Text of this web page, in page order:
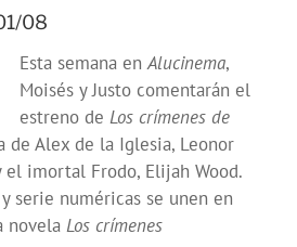
08
Esta semana enAlucinema,
Moisés y Justo comentarán el
estreno de Los crímenes de
de Alex de la Iglesia, Leonor
el imortal Frodo, Elijah Wood.
serie numéricas se unen en
novela Los crímenes